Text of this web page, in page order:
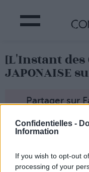
Confidentielles -
Information
If you wish to opt-out
processing of your
[L'Instant des
JAPONAISE
Partager sur